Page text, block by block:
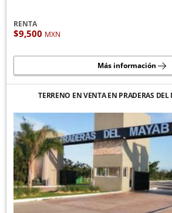
RENTA
$9,500 MXN
Más información
TERRENO EN VENTA EN PRADERAS